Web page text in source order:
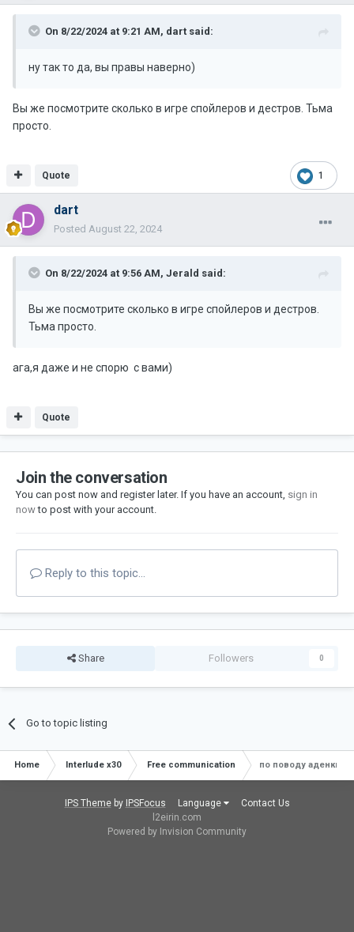
On 8/22/2024 at 9:21 AM, dart said:
ну так то да, вы правы наверно)
Вы же посмотрите сколько в игре спойлеров и дестров. Тьма
просто.
1
Quote
dart
Posted August 22, 2024
On 8/22/2024 at 9:56 AM, Jerald said:
Вы же посмотрите сколько в игре спойлеров и дестров.
Тьма просто.
ага,я даже и не спорю с вами)
Quote
Join the conversation
You can post now and register later. If you have an account, sign in
nowto post with your account.
Reply to this topic...
Share Followers 0
Go to topic listing
Home Interlude x30 Free communication по поводу аденки
IPS Themeby IPSFocus Language
Contact Us
l2eirin.com
Powered by Invision Community